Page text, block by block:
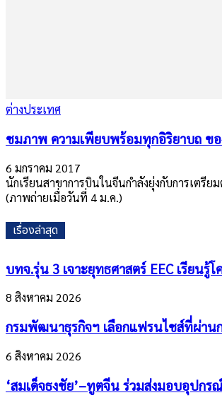
ต่างประเทศ
ชมภาพ ความเพียบพร้อมทุกอิริยาบถ ขอ
6 มกราคม 2017
นักเรียนสาขาการบินในจีนกำลังยุ่งกับการเตรี
(ภาพถ่ายเมื่อวันที่ 4 ม.ค.)
เรื่องล่าสุด
บทจ.รุ่น 3 เจาะยุทธศาสตร์ EEC เรียน
8 สิงหาคม 2026
กรมพัฒนาธุรกิจฯ เลือกแฟรนไชส์ที่ผ่านก
6 สิงหาคม 2026
‘สมเด็จธงชัย’–ทูตจีน ร่วมส่งมอบอุปก